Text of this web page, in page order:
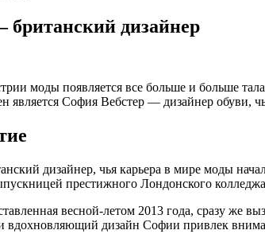
дизайнер
моды появляется все больше и больше
является София Вебстер — дизайнер обуви,
дизайнер, чья карьера в мире моды
престижного Лондонского
весной-летом 2013 года, сразу же
дизайн Софии привлек